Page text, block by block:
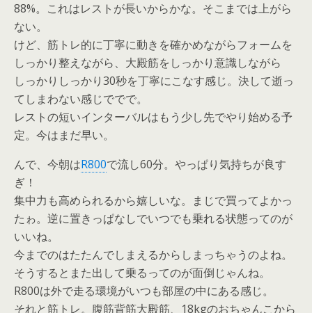
88%。これはレストが長いからかな。そこまでは上がら
ない。
けど、筋トレ的に丁寧に動きを確かめながらフォームを
しっかり整えながら、大殿筋をしっかり意識しながら
しっかりしっかり30秒を丁寧にこなす感じ。決して逝っ
てしまわない感じででで。
レストの短いインターバルはもう少し先でやり始める予
定。今はまだ早い。
んで、今朝はR800で流し60分。やっぱり気持ちが良す
ぎ！
集中力も高められるから嬉しいな。まじで買ってよかっ
たゎ。逆に置きっぱなしでいつでも乗れる状態ってのが
いいね。
今までのはたたんでしまえるからしまっちゃうのよね。
そうするとまた出して乗るってのが面倒じゃんね。
R800は外で走る環境がいつも部屋の中にある感じ。
それと筋トレ。腹筋背筋大殿筋、18kgのおちゃんこから